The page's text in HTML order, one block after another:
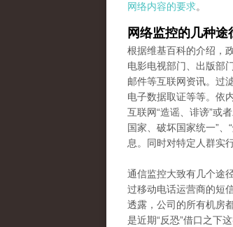
网络内容的要求。
网络监控的几种途
根据维基百科的介绍，
电影电视部门、出版部
邮件等互联网资讯。过
电子数据取证等等。依
互联网“造谣、诽谤”或
国家、破坏国家统一”
息。同时对特定人群实
通信监控大致有几个途
过移动电话运营商的短
透露，公司的所有机房
是近期“反恐”借口之下